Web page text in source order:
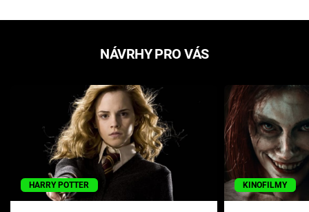
NÁVRHY PRO VÁS
HARRY POTTER KINOFILMY